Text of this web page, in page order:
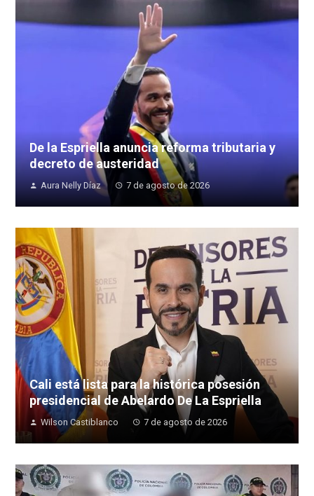
De la Espriella anuncia reforma tributaria y
decreto de austeridad
Aura Nelly Díaz 7 de agosto de 2026
Cali está lista para la histórica posesión
presidencial de Abelardo De La Espriella
Wilson Castiblanco 7 de agosto de 2026